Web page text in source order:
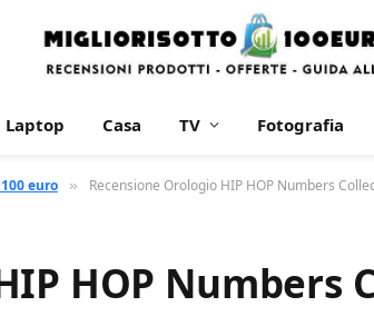
Laptop Casa TV Fotografia
euro » Recensione Orologio HIP HOP Numbers
HOP Numbers